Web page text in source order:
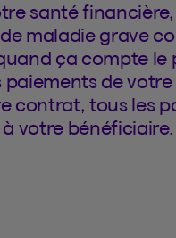
santé
maladie grave
ça compte le
de
contrat, tous les
votre bénéficiaire.